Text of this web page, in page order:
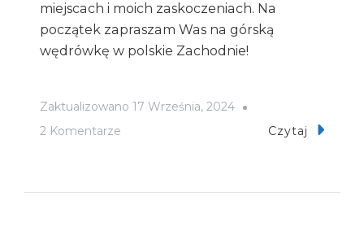
miejscach i moich zaskoczeniach. Na
początek zapraszam Was na górską
wędrówkę w polskie Zachodnie!
Zaktualizowano 17 Września, 2024
2 Komentarze
Czytaj